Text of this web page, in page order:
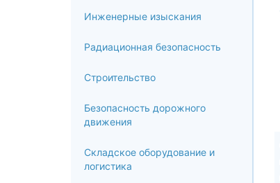
Инженерные изыскания
Радиационная безопасность
Строительство
Безопасность дорожного
движения
Складское оборудование и
логистика